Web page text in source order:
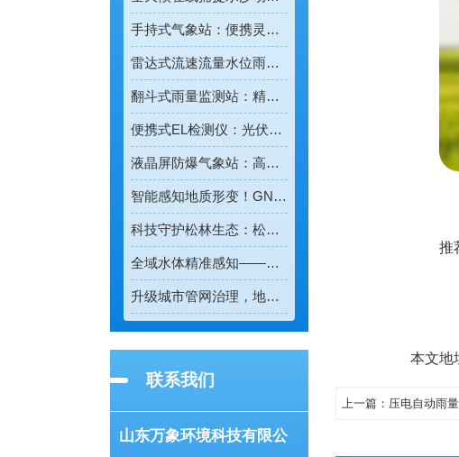
手持式气象站：便携灵活的移动式气象监测智能设备
雷达式流速流量水位雨量监测站：全域水文智慧监测一体化设备
翻斗式雨量监测站：精准把控雨情的水利水文监测设备
便携式EL检测仪：光伏组件隐形缺陷的移动检测利器
液晶屏防爆气象站：高危场景专用的智能化气象监测设备
智能感知地质形变！GNSS位移监测系统守护全域地质安全
科技守护松林生态：松材线虫病检测仪助力林业精准防疫
全域水体精准感知——多普勒流速仪重塑水流测速新模式
升级城市管网治理，地下管网水文监测系统实现精细化管控
联系我们
山东万象环境科技有限公
推
本文地
上一篇： 压电自动雨